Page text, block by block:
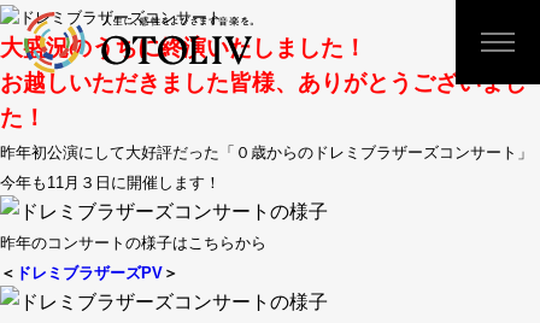
大盛況のうちに終演いたしました！
お越しいただきました皆様、ありがとうございまし
た！
昨年初公演にして大好評だった「０歳からのドレミブラザーズコンサート」
今年も11月３日に開催します！
昨年のコンサートの様子はこちらから
＜ ドレミブラザーズPV ＞